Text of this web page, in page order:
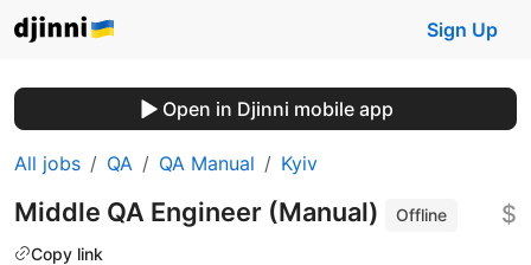
Sign Up
Open in Djinni mobile app
All jobs QA QA Manual Kyiv
Middle QA Engineer (Manual)
Offline
Copy link
$